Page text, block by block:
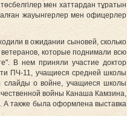
мен хаттардан тұратын
жауынгерлер мен офицерлер
в ожидании сыновей, сколько
которые поднимали всю
В нем приняли участие доктор
ПЧ-11, учащиеся средней школы
о войне, учащиеся школы
войны Канаша Камзина,
А также была оформлена выставка